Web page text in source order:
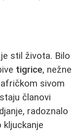
stil života. Bilo
tigrice, nežne
sivom
članovi
radoznalo
kljuckanje